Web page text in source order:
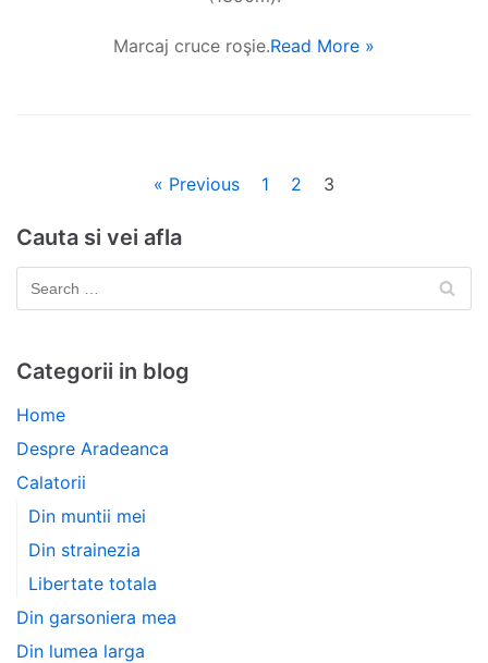
Marcaj cruce roşie.Read More »
« Previous 1 2 3
Cauta si vei afla
Categorii in blog
Home
Despre Aradeanca
Calatorii
Din muntii mei
Din strainezia
Libertate totala
Din garsoniera mea
Din lumea larga